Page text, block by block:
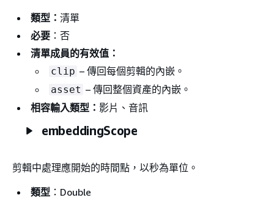
類型： 清單
必要 ：否
清單成員的有效值：
clip – 傳回每個剪輯的內嵌。
asset – 傳回整個資產的內嵌。
相容輸入類型： 影片、音訊
embeddingScope
剪輯中處理應開始的時間點，以秒為單位。
類型 ：Double